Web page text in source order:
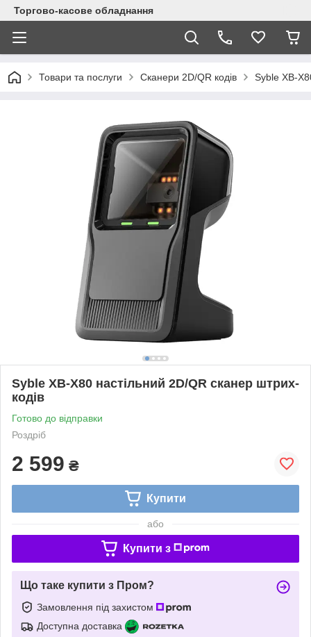
Торгово-касове обладнання
Товари та послуги Сканери 2D/QR кодів Syble XB-
Syble XB-X80 настільний 2D/QR сканер штрих-
кодів
Готово до відправки
Роздріб
2 599 ₴
Купити
або
Купити з
Що таке купити з Пром?
Замовлення під захистом
Доступна доставка